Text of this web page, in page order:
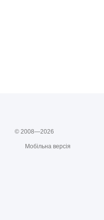
© 2008—2026
Мобільна версія